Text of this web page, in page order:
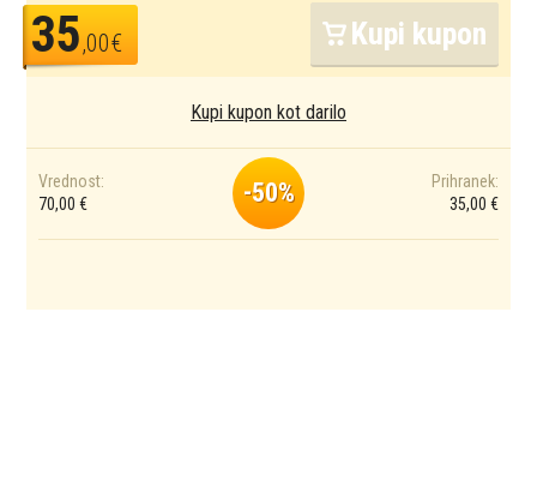
35,00€ Kupi kupon
Kupi kupon kot darilo
Vrednost:
70,00 €
-50%
Prihranek:
35,00 €